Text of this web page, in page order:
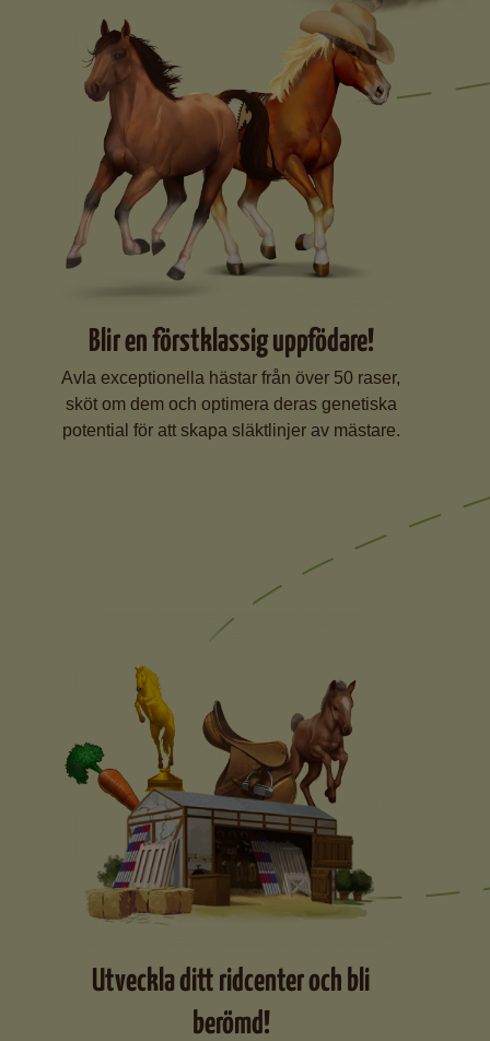
Blir en förstklassig uppfödare!
Avla exceptionella hästar från över 50 raser,
sköt om dem och optimera deras genetiska
potential för att skapa släktlinjer av mästare.
Utveckla ditt ridcenter och bli
berömd!